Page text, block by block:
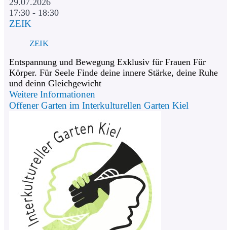
29.07.2026
17:30 - 18:30
ZEIK
ZEIK
Entspannung und Bewegung Exklusiv für Frauen Für
Körper. Für Seele Finde deine innere Stärke, deine Ruhe
und deinn Gleichgewicht
Weitere Informationen
Offener Garten im Interkulturellen Garten Kiel